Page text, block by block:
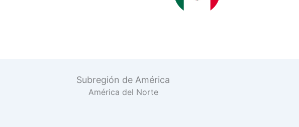
Subregión de América
América del Norte